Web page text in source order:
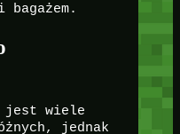
jest wiele
jednak